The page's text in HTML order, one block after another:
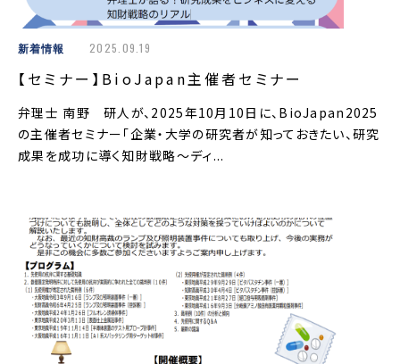
新着情報 2025.09.19
【セミナー】BioJapan主催者セミナー
弁理士 南野 研人が、2025年10月10日に、BioJapan2025
の主催者セミナー「企業・大学の研究者が知っておきたい、研究
成果を成功に導く知財戦略〜ディ...